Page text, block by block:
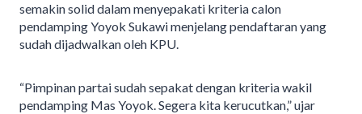
semakin solid dalam menyepakati kriteria calon
pendamping Yoyok Sukawi menjelang pendaftaran yang
sudah dijadwalkan oleh KPU.
“Pimpinan partai sudah sepakat dengan kriteria wakil
pendamping Mas Yoyok. Segera kita kerucutkan,” ujar